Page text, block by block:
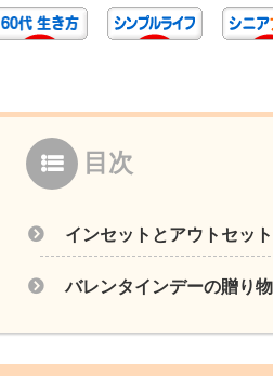
目次
インセットとアウトセット
バレンタインデーの贈り物